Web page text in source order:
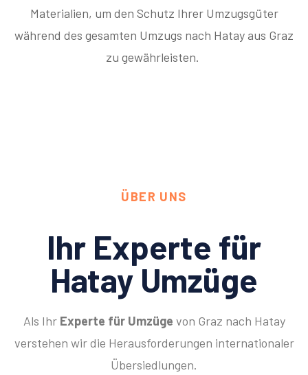
Materialien, um den Schutz Ihrer Umzugsgüter
während des gesamten Umzugs nach Hatay aus Graz
zu gewährleisten.
ÜBER UNS
Ihr Experte für
Hatay Umzüge
Als Ihr Experte für Umzüge von Graz nach Hatay
verstehen wir die Herausforderungen internationaler
Übersiedlungen.